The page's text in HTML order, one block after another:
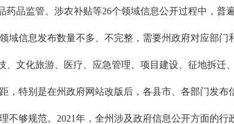
品监管、涉农补贴等26个领域信息公开过程中，普
信息发布数量不多、不完整，需要州政府对应部门
文化旅游、医疗、应急管理、项目建设、征地拆迁
特别是在州政府网站改版后，各县市、各部门发布
够规范。2021年，全州涉及政府信息公开方面的行